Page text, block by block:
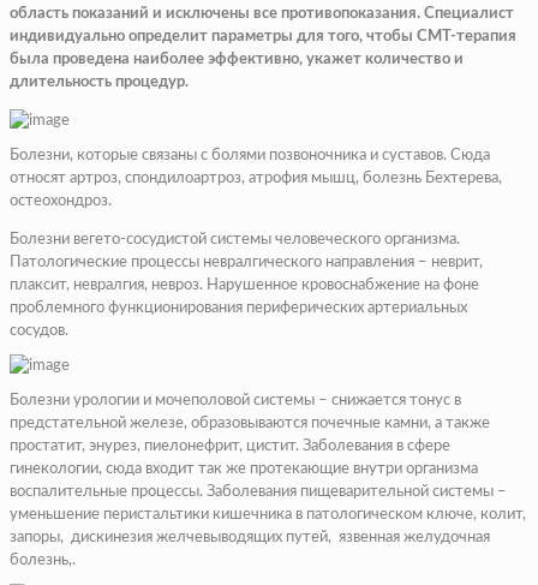
область показаний и исключены все противопоказания. Специалист
индивидуально определит параметры для того, чтобы СМТ-терапия
была проведена наиболее эффективно, укажет количество и
длительность процедур.
Болезни, которые связаны с болями позвоночника и суставов. Сюда
относят артроз, спондилоартроз, атрофия мышц, болезнь Бехтерева,
остеохондроз.
Болезни вегето-сосудистой системы человеческого организма.
Патологические процессы невралгического направления – неврит,
плаксит, невралгия, невроз. Нарушенное кровоснабжение на фоне
проблемного функционирования периферических артериальных
сосудов.
Болезни урологии и мочеполовой системы – снижается тонус в
предстательной железе, образовываются почечные камни, а также
простатит, энурез, пиелонефрит, цистит. Заболевания в сфере
гинекологии, сюда входит так же протекающие внутри организма
воспалительные процессы. Заболевания пищеварительной системы –
уменьшение перистальтики кишечника в патологическом ключе, колит,
запоры, дискинезия желчевыводящих путей, язвенная желудочная
болезнь,.